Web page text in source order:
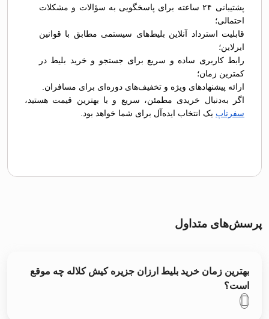
پشتیبانی ۲۴ ساعته برای پاسخگویی به سؤالات و مشکلات
احتمالی؛
قابلیت استرداد آنلاین بلیط‌های سیستمی مطابق با قوانین
ایرلاین؛
رابط کاربری ساده و سریع برای جستجو و خرید بلیط در
کمترین زمان؛
ارائه پیشنهادهای ویژه و تخفیف‌های دوره‌ای برای مسافران.
اگر به‌دنبال خریدی مطمئن، سریع و با بهترین قیمت هستید،
سفرتاپ یک انتخاب ایده‌آل برای شما خواهد بود.
پرسش‌های متداول
بهترین زمان خرید بلیط ارزان جزیره کیش کلاله چه موقع
است؟